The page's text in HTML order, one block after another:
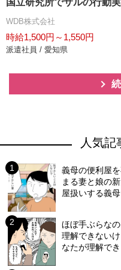
WDB株式会社
時給1,500円～1,550円
派遣社員 / 愛知県
人気記
義母の便利屋
まる妻と娘の
屋扱いする義母
ほぼ手ぶらな
理解できない
なたが理解でき